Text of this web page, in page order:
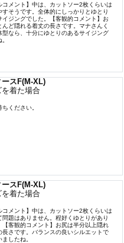
コメント】中は、カットソー2枚くらいは
すそうです。全体的にしっかりとゆとり
イジングでした。【客観的コメント】お
んど隠れる着丈の長さです。マナさんく
型なら、十分にゆとりのあるサイジング
ースF(M-XL)
を着た場合
ください。
ースF(M-XL)
を着た場合
コメント】中は、カットソー2枚くらいは
問題はありません。程好くゆとりがあり
【客観的コメント】お尻は半分以上隠れ
長さです。バランスの良いシルエットで
したね。